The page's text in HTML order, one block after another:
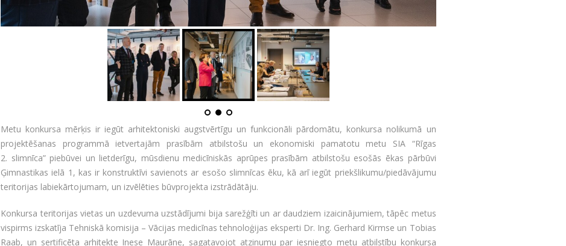
Metu konkursa mērķis ir iegūt arhitektoniski augstvērtīgu un funkcionāli pārdomātu, konkursa nolikumā un
projektēšanas programmā ietvertajām prasībām atbilstošu un ekonomiski pamatotu metu SIA “Rīgas
2. slimnīca” piebūvei un lietderīgu, mūsdienu medicīniskās aprūpes prasībām atbilstošu esošās ēkas pārbūvi
Ģimnastikas ielā 1, kas ir konstruktīvi savienots ar esošo slimnīcas ēku, kā arī iegūt priekšlikumu/piedāvājumu
teritorijas labiekārtojumam, un izvēlēties būvprojekta izstrādātāju.
Konkursa teritorijas vietas un uzdevuma uzstādījumi bija sarežģīti un ar daudziem izaicinājumiem, tāpēc metus
vispirms izskatīja Tehniskā komisija – Vācijas medicīnas tehnoloģijas eksperti Dr. Ing. Gerhard Kirmse un Tobias
Raab, un sertificēta arhitekte Inese Maurāne, sagatavojot atzinumu par iesniegto metu atbilstību konkursa